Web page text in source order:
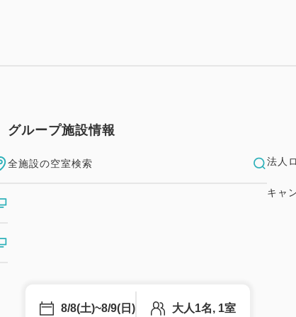
8/8(土)~8/9(日) 大人1名, 1室
グループ施設情報
全施設の空室検索 法人
キャ